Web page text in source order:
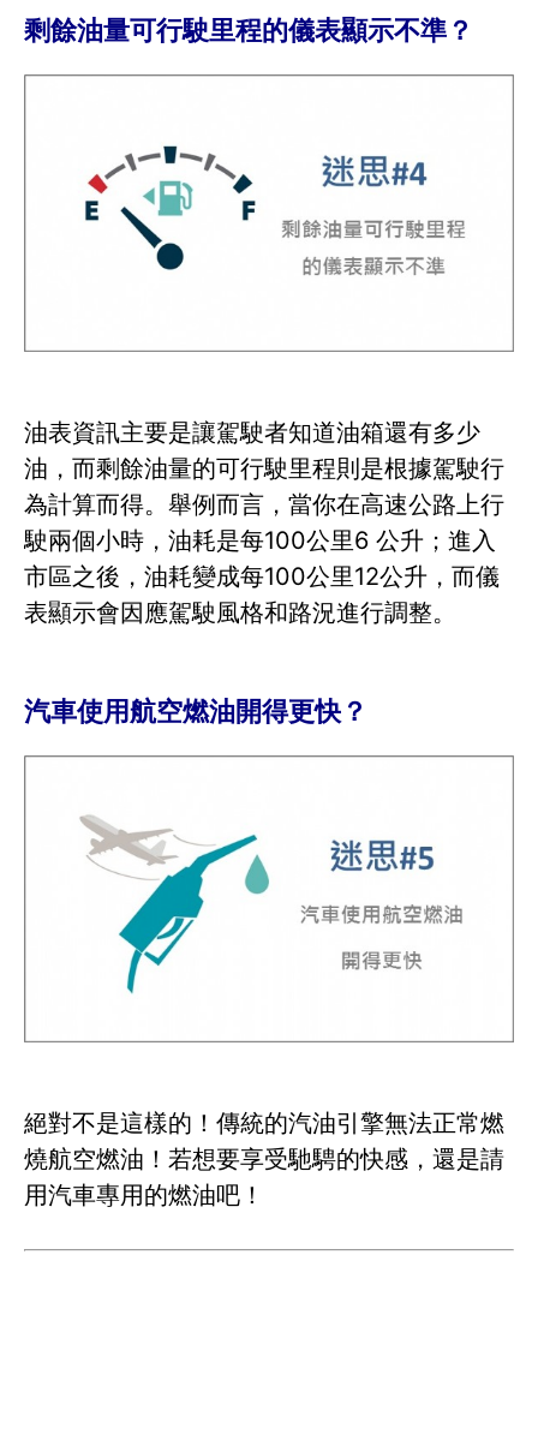
剩餘油量可行駛里程的儀表顯示不準？
油表資訊主要是讓駕駛者知道油箱還有多少
油，而剩餘油量的可行駛里程則是根據駕駛行
為計算而得。舉例而言，當你在高速公路上行
駛兩個小時，油耗是每100公里6 公升；進入
市區之後，油耗變成每100公里12公升，而儀
表顯示會因應駕駛風格和路況進行調整。
汽車使用航空燃油開得更快？
絕對不是這樣的！傳統的汽油引擎無法正常燃
燒航空燃油！若想要享受馳騁的快感，還是請
用汽車專用的燃油吧！